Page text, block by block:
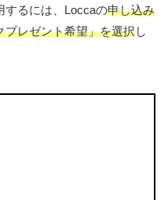
するには、Loccaの申し込み
プレゼント希望」を選択し